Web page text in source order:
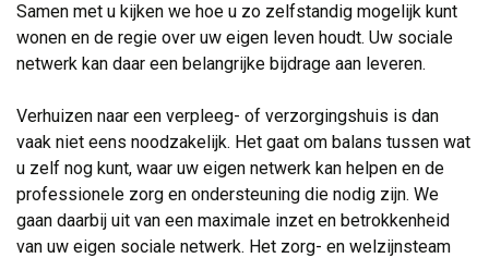
Samen met u kijken we hoe u zo zelfstandig mogelijk kunt
wonen en de regie over uw eigen leven houdt. Uw sociale
netwerk kan daar een belangrijke bijdrage aan leveren.
Verhuizen naar een verpleeg- of verzorgingshuis is dan
vaak niet eens noodzakelijk. Het gaat om balans tussen wat
u zelf nog kunt, waar uw eigen netwerk kan helpen en de
professionele zorg en ondersteuning die nodig zijn. We
gaan daarbij uit van een maximale inzet en betrokkenheid
van uw eigen sociale netwerk. Het zorg- en welzijnsteam